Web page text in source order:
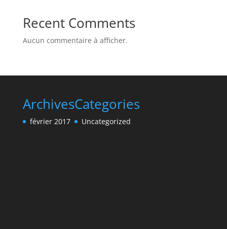
Recent Comments
Aucun commentaire à afficher.
Archives
février 2017
Categories
Uncategorized